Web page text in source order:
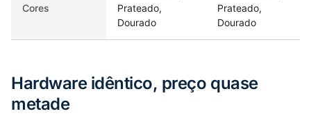
Cores
Prateado,
Dourado
Prateado,
Dourado
Hardware idêntico, preço quase
metade